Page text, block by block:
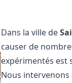
Dans la ville de
causer de
expérimentés est
Nous